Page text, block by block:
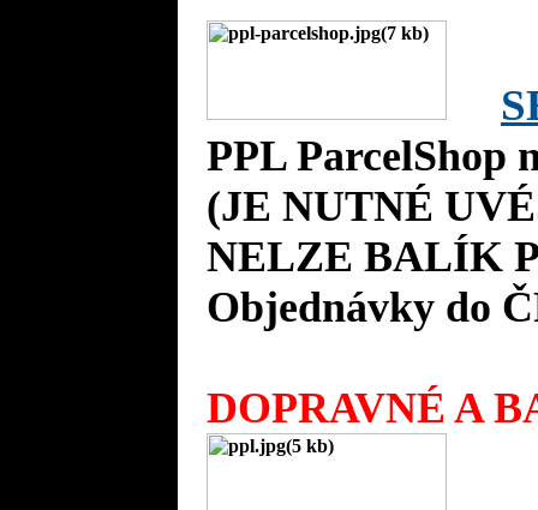
PPL ParcelShop
(JE NUTNÉ
NELZE BALÍK
Objednávky do
DOPRAVNÉ A